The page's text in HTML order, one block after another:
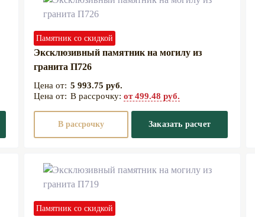
Памятник со скидкой
Эксклюзивный памятник на могилу из
гранита П726
5 993.75 руб.
В рассрочку:от 499.48 руб.
В рассрочку Заказать расчет
Памятник со скидкой